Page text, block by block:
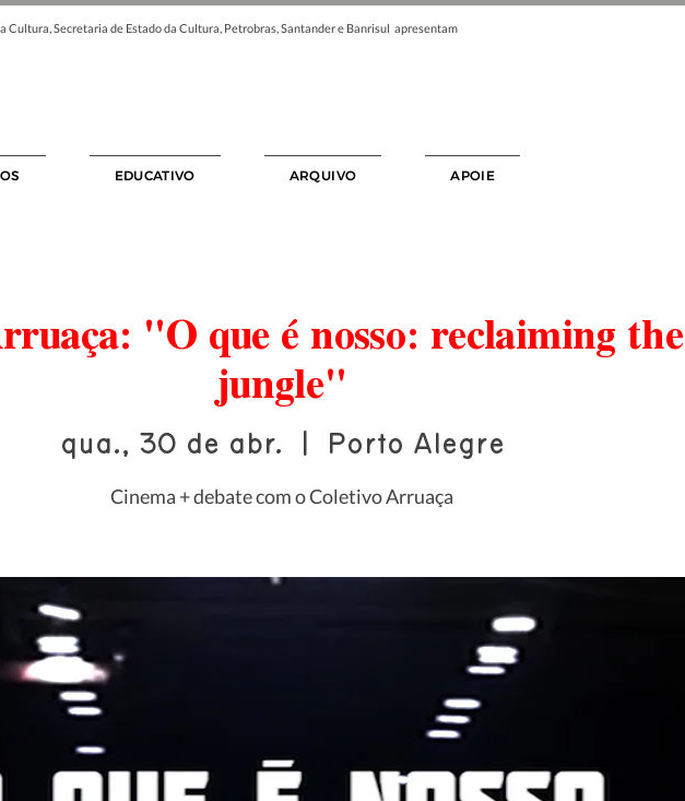
Cultura, Secretaria de Estado da Cultura, Petrobras, Santander e Banrisul apresentam
EDUCATIVO ARQUIVO APOIE
"O que é nosso: reclaiming the
jungle"
qua., 30 de abr. Porto Alegre
Cinema + debate com o Coletivo Arruaça